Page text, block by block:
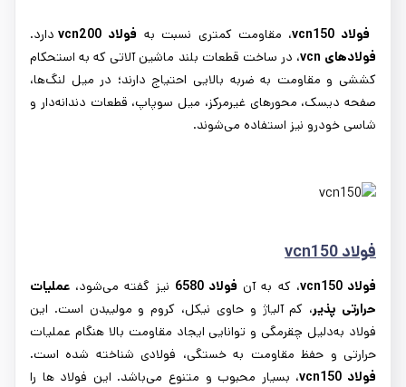
فولاد vcn150، مقاومت کمتری نسبت به فولاد vcn200 دارد.
فولادهای v‌‌c‌‌n، در ساخت قطعات بلند ماشین آلاتی که به استحکام
کششی و مقاومت به ضربه بالایی احتیاج دارند؛ در میل لنگها،
صفحه دیسک، محورهای غیرمرکز، میل سوپاپ، قطعات دندانهدار و
شاسی خودرو نیز استفاده میشوند.
فولادvcn150
فولادvcn150، که به آن فولاد6580 نیز گفته میشود، عملیات
حرارتی پذیر، کم آلیاژ و حاوی نیکل، کروم و مولیبدن است. این
فولاد بهدلیل چقرمگی و توانایی ایجاد مقاومت بالا هنگام عملیات
حرارتی و حفظ مقاومت به خستگی، فولادی شناخته شده است.
فولاد vcn150، بسیار محبوب و متنوع میباشد. این فولاد ها را